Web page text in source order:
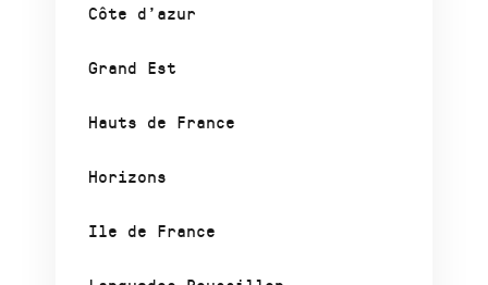
Côte d’azur
Grand Est
Hauts de France
Horizons
Ile de France